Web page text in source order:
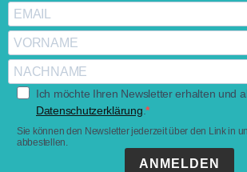
Ich möchte Ihren Newsletter erhalten und
Datenschutzerklärung.
Sie können den Newsletter jederzeit über den Link in
abbestellen.
ANMELDEN